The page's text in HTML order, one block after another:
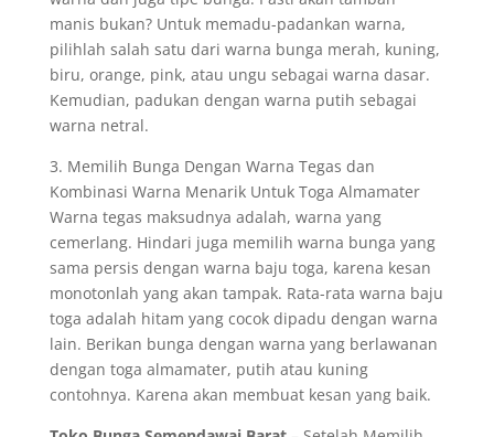
manis bukan? Untuk memadu-padankan warna,
pilihlah salah satu dari warna bunga merah, kuning,
biru, orange, pink, atau ungu sebagai warna dasar.
Kemudian, padukan dengan warna putih sebagai
warna netral.
3. Memilih Bunga Dengan Warna Tegas dan
Kombinasi Warna Menarik Untuk Toga Almamater
Warna tegas maksudnya adalah, warna yang
cemerlang. Hindari juga memilih warna bunga yang
sama persis dengan warna baju toga, karena kesan
monotonlah yang akan tampak. Rata-rata warna baju
toga adalah hitam yang cocok dipadu dengan warna
lain. Berikan bunga dengan warna yang berlawanan
dengan toga almamater, putih atau kuning
contohnya. Karena akan membuat kesan yang baik.